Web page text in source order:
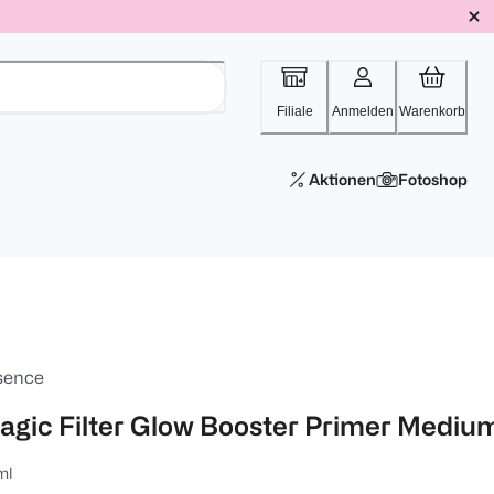
Filiale Anmelden Warenkorb
Aktionen Fotoshop
Filter Glow Booster Primer